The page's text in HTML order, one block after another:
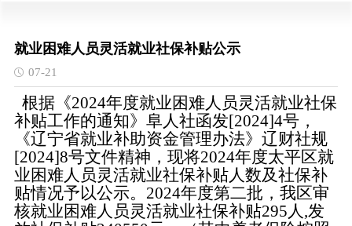
就业困难人员灵活就业社保补贴公示
07-21
根据《2024年度就业困难人员灵活就业社保
补贴工作的通知》阜人社函发[2024]4号，
《辽宁省就业补助资金管理办法》辽财社规
[2024]8号文件精神，现将2024年度太平区就
业困难人员灵活就业社保补贴人数及社保补
贴情况予以公示。2024年度第二批，我区审
核就业困难人员灵活就业社保补贴295人,发